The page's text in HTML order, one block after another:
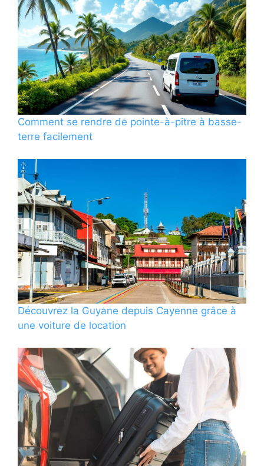
Comment se rendre de pointe-à-pitre à basse-
terre facilement
Découvrez la Guyane depuis Cayenne grâce à
une voiture de location